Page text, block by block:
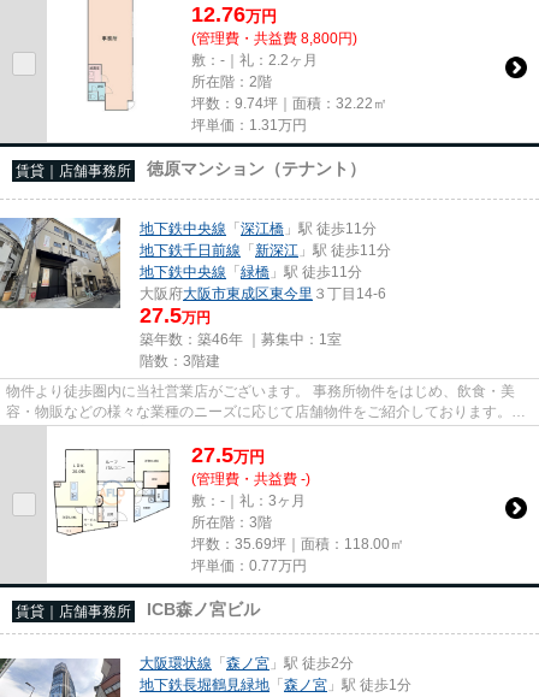
12.76万円
(管理費・共益費 8,800円)
敷：-｜礼：2.2ヶ月
所在階：2階
坪数：9.74坪｜面積：32.22㎡
坪単価： 1.31 万円
賃貸｜店舗事務所 徳原マンション（テナント）
地下鉄中央線 「深江橋 」駅 徒歩11分
地下鉄千日前線 「新深江 」駅 徒歩11分
地下鉄中央線 「緑橋 」駅 徒歩11分
大阪府大阪市東成区東今里 ３丁目14-6
27.5万円
築年数：築46年 ｜募集中： 1室
階数：3階建
物件より徒歩圏内に当社営業店がございます。 事務所物件をはじめ、飲食・美
容・物販などの様々な業種のニーズに応じて店舗物件をご紹介しております。
尚、弊社ではおとり広告は一切...
27.5万円
(管理費・共益費 -)
敷：-｜礼：3ヶ月
所在階：3階
坪数：35.69坪｜面積：118.00㎡
坪単価： 0.77万円
賃貸｜店舗事務所 ICB森ノ宮ビル
大阪環状線 「森ノ宮 」駅 徒歩2分
地下鉄長堀鶴見緑地 「森ノ宮 」駅 徒歩1分